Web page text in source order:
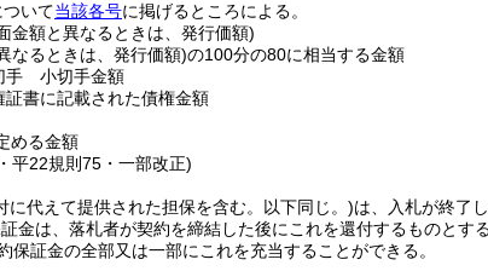
いて当該各号に掲げるところによる。
金額と異なるときは、発行価額)
なるときは、発行価額)の100分の80に相当する金額
手 小切手金額
書に記載された債権金額
める金額
平22規則75・一部改正)
に代えて提供された担保を含む。以下同じ。)は、入札が終了
金は、落札者が契約を締結した後にこれを還付するものとする
保証金の全部又は一部にこれを充当することができる。